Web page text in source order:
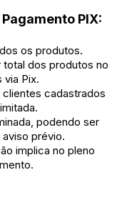
PIX:
os produtos.
total dos produtos no
via Pix.
cadastrados
podendo ser
prévio.
implica no pleno